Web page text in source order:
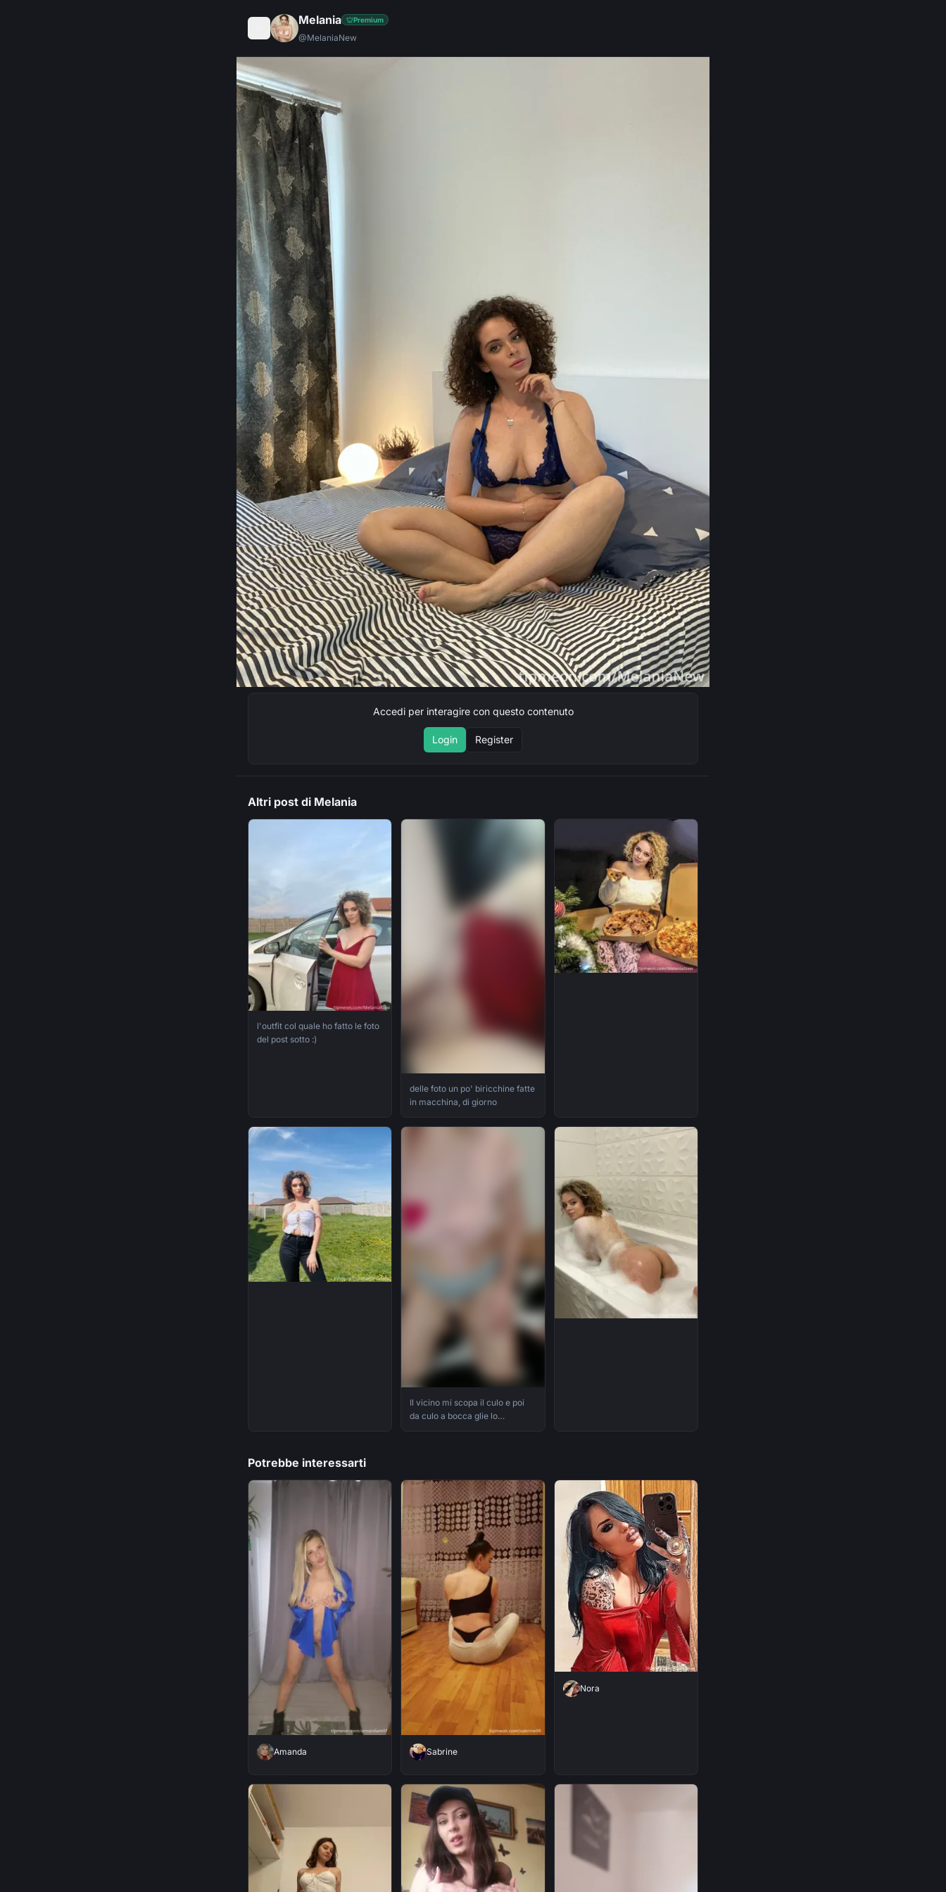
Melania Premium
@MelaniaNew
Accedi per interagire con questo contenuto
Login Register
Altri post di Melania
l'outfit col quale ho fatto le foto
del post sotto :)
delle foto un po' biricchine fatte
in macchina, di giorno
Il vicino mi scopa il culo e poi
da culo a bocca glie lo
Potrebbe interessarti
Amanda Sabrine
Nora